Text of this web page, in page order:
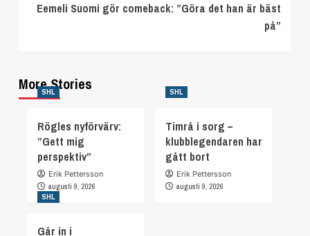
Eemeli Suomi gör comeback: ”Göra det han är bäst
på”
More Stories
SHL
Rögles nyförvärv:
”Gett mig
perspektiv”
Erik Pettersson
augusti 9, 2026
SHL
Timrå i sorg –
klubblegendaren har
gått bort
Erik Pettersson
augusti 9, 2026
SHL
Går in i